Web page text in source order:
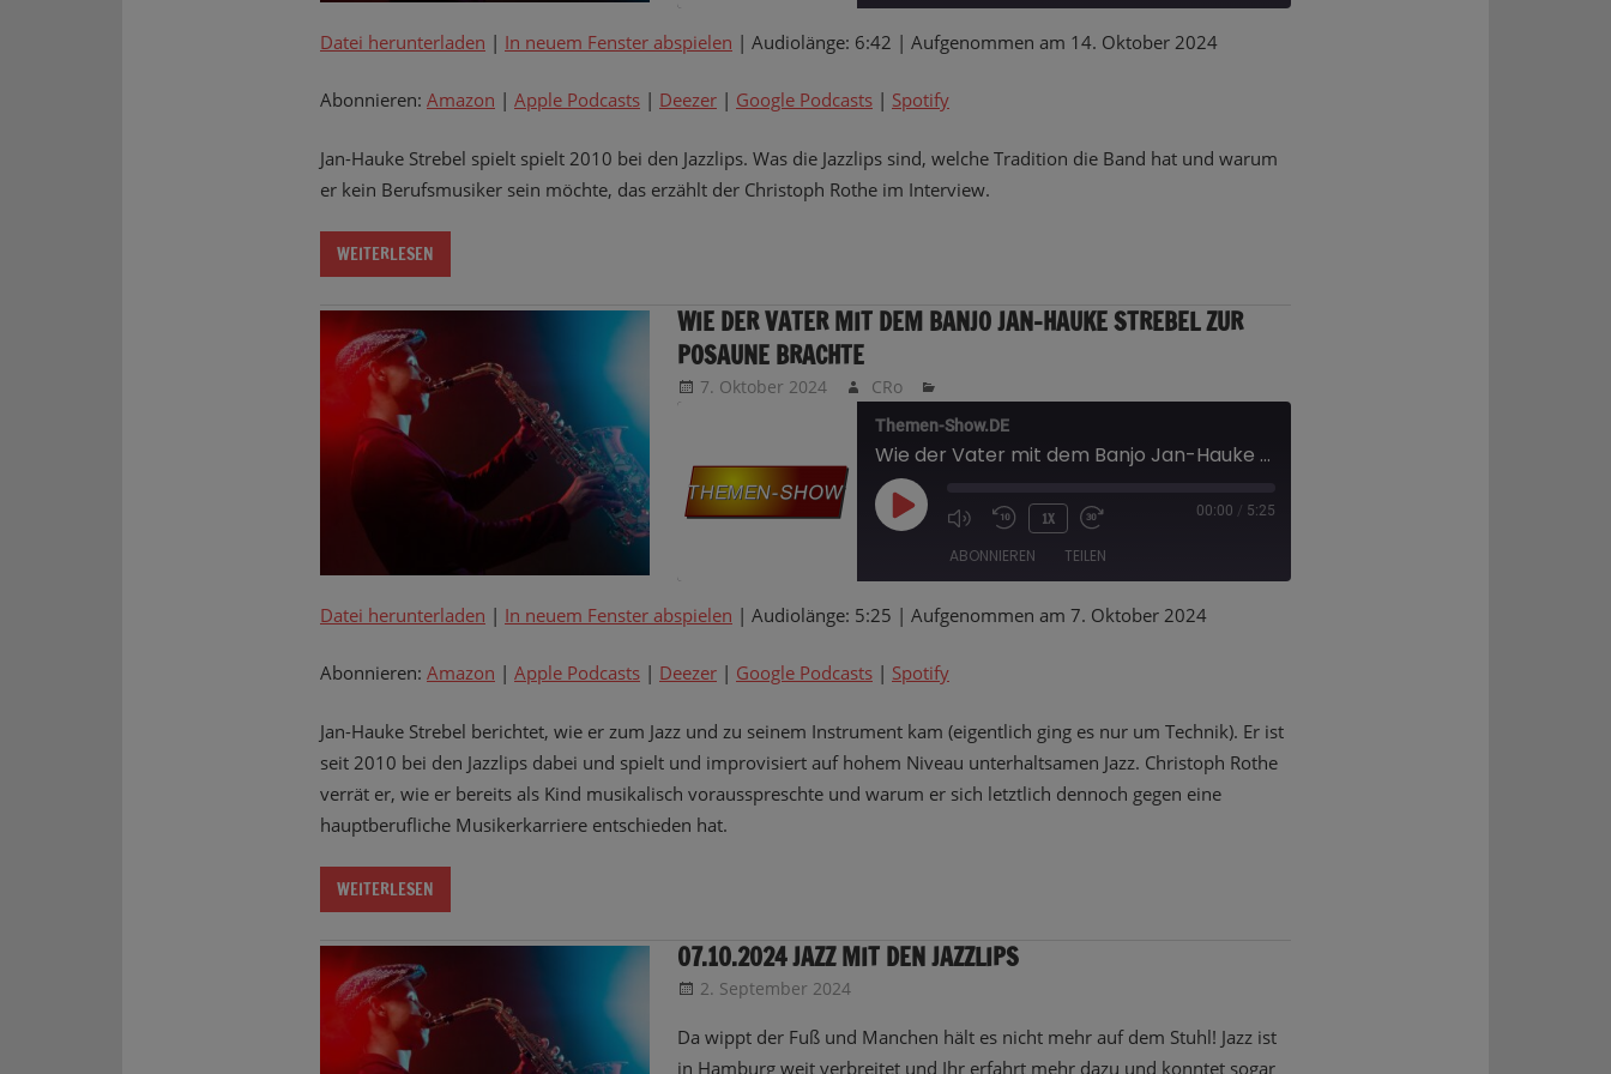
Amazon Apple Podcasts
Google Podcasts Spotify
RSS FEED
TEILEN
LINK
EMBED
Datei herunterladen | In neuem Fenster abspielen | Audiolänge: 6:42 | Aufgenommen am 14. Oktober 2024
Abonnieren: Amazon | Apple Podcasts | Deezer | Google Podcasts | Spotify
Jan-Hauke Strebel spielt spielt 2010 bei den Jazzlips. Was die Jazzlips sind, welche Tradition die Band hat und warum
er kein Berufsmusiker sein möchte, das erzählt der Christoph Rothe im Interview.
WEITERLESEN
WIE DER VATER MIT DEM BANJO JAN-HAUKE STREBEL ZUR
POSAUNE BRACHTE
7. Oktober 2024 CRo
Themen-Show.DE
Wie der Vater mit dem Banjo Jan-Hauke Strebel zur Posaune brachte
PLAY
EPISODE
1X 00:00 / 5:25
ABONNIEREN TEILEN
Amazon Apple Podcasts
Google Podcasts Spotify
RSS FEED
TEILEN
LINK
EMBED
Datei herunterladen | In neuem Fenster abspielen | Audiolänge: 5:25 | Aufgenommen am 7. Oktober 2024
Abonnieren: Amazon | Apple Podcasts | Deezer | Google Podcasts | Spotify
Jan-Hauke Strebel berichtet, wie er zum Jazz und zu seinem Instrument kam (eigentlich ging es nur um Technik). Er ist
seit 2010 bei den Jazzlips dabei und spielt und improvisiert auf hohem Niveau unterhaltsamen Jazz. Christoph Rothe
verrät er, wie er bereits als Kind musikalisch vorausspreschte und warum er sich letztlich dennoch gegen eine
hauptberufliche Musikerkarriere entschieden hat.
WEITERLESEN
07.10.2024 JAZZ MIT DEN JAZZLIPS
2. September 2024
Da wippt der Fuß und Manchen hält es nicht mehr auf dem Stuhl! Jazz ist
in Hamburg weit verbreitet und Ihr erfahrt mehr dazu und konntet sogar